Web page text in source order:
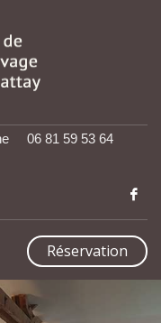
06 81 59 53 64
Réservation